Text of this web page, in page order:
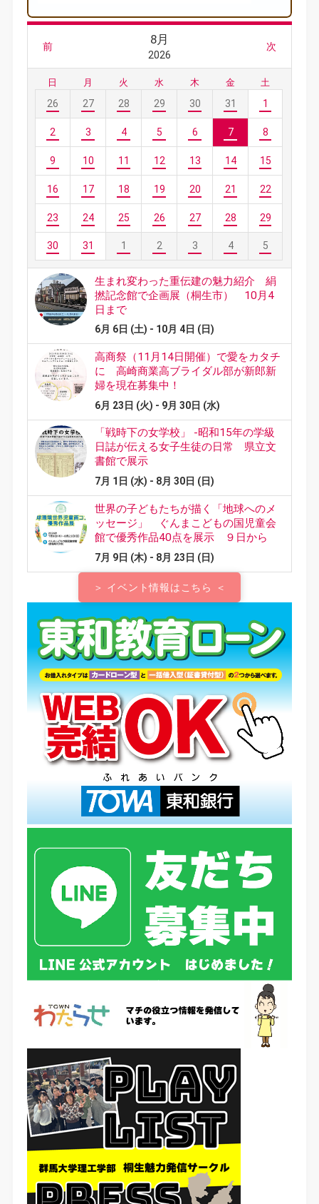
＞ イベント情報はこちら ＜